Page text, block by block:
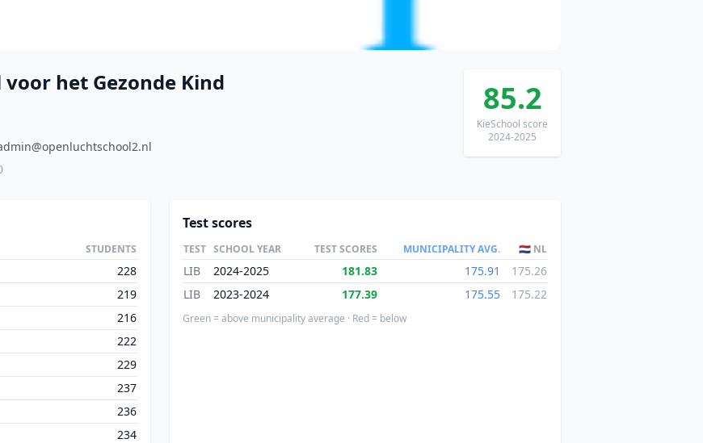
het Gezonde Kind 85.2
KieSchool score
2024-2025
STUDENTS
228
219
216
222
229
237
236
234
Test scores
TEST SCHOOL YEAR TEST SCORES MUNICIPALITY AVG. 🇳🇱 NL
LIB 2024-2025 181.83 175.91
175.26
LIB
2023-2024 177.39 175.55 175.22
Green = above municipality average · Red = below